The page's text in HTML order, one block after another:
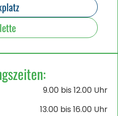
9.00 bis 12.00 Uhr
13.00 bis 16.00 Uhr